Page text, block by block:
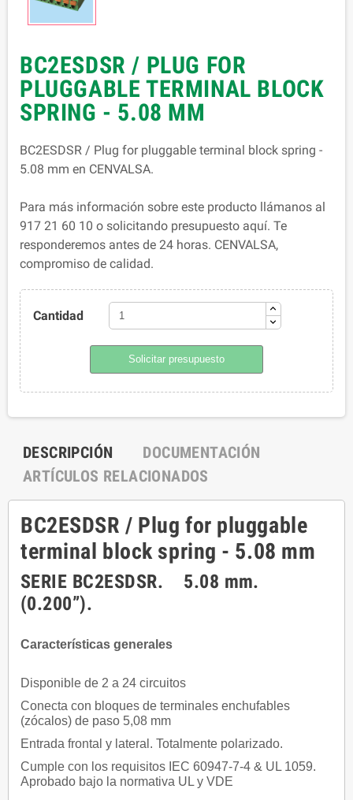
BC2ESDSR / PLUG FOR
PLUGGABLE TERMINAL BLOCK
SPRING - 5.08 MM
BC2ESDSR / Plug for pluggable terminal block spring -
5.08 mm en CENVALSA.
Para más información sobre este producto llámanos al
917 21 60 10 o solicitando presupuesto aquí. Te
responderemos antes de 24 horas. CENVALSA,
compromiso de calidad.
Cantidad
Solicitar presupuesto
DESCRIPCIÓN
DOCUMENTACIÓN
ARTÍCULOS RELACIONADOS
BC2ESDSR / Plug for pluggable
terminal block spring - 5.08 mm
SERIE BC2ESDSR. 5.08 mm.
(0.200”).
Características generales
Disponible de 2 a 24 circuitos
Conecta con bloques de terminales enchufables
(zócalos) de paso 5,08 mm
Entrada frontal y lateral. Totalmente polarizado.
Cumple con los requisitos IEC 60947-7-4 & UL 1059.
Aprobado bajo la normativa UL y VDE